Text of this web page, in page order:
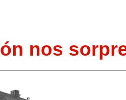
nos